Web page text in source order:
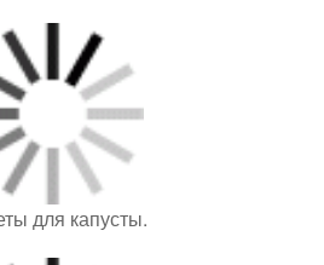
для капусты.